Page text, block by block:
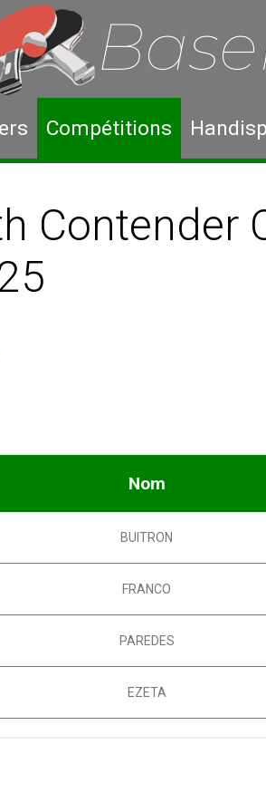
Compétitions
Contender
Nom
BUITRON
FRANCO
PAREDES
EZETA